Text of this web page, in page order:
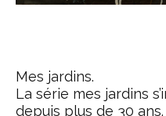
Mes jardins.
La série mes jardins
depuis plus de 30 ans.